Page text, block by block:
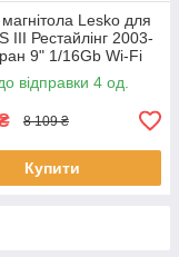
Lesko для
III Рестайлінг 2003-
9" 1/16Gb Wi-Fi
4 шт.
відправки 4 од.
8 109 ₴
Купити